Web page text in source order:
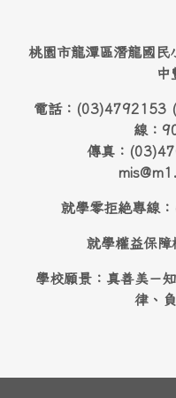
桃園市龍潭區潛龍國
中
電話：
線：
傳真：
就學零拒絶專線
就學權益保
學校願景：真善美－
律、